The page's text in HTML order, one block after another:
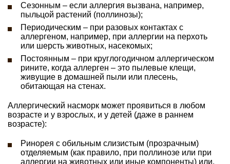
Сезонным – если аллергия вызвана, например,
пыльцой растений (поллинозы);
Периодическим – при разовых контактах с
аллергеном, например, при аллергии на перхоть
или шерсть животных, насекомых;
Постоянным – при круглогодичном аллергическом
рините, когда аллерген – это пылевые клещи,
живущие в домашней пыли или плесень,
обитающая на стенах.
Аллергический насморк может проявиться в любом
возрасте и у взрослых, и у детей (даже в раннем
возрасте):
Ринорея с обильным слизистым (прозрачным)
отделяемым (как правило, при поллинозе или при
аллергии на животных или иные компоненты) или,